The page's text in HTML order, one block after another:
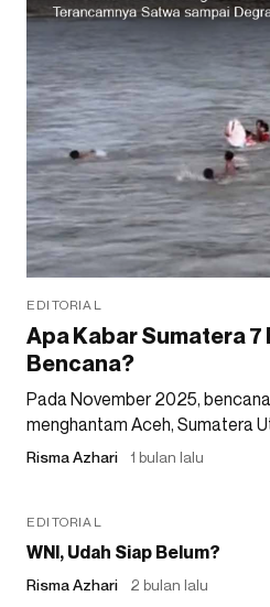
EDITORIAL
Apa Kabar Sumatera 7
Bencana?
Pada November 2025,
menghantam Aceh, Sumatera
Risma Azhari 1 bulan lalu
EDITORIAL
WNI, Udah Siap Belum?
Risma Azhari 2 bulan lalu